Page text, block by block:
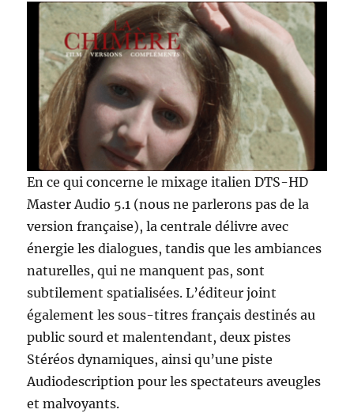
En ce qui concerne le mixage italien DTS-HD
Master Audio 5.1 (nous ne parlerons pas de la
version française), la centrale délivre avec
énergie les dialogues, tandis que les ambiances
naturelles, qui ne manquent pas, sont
subtilement spatialisées. L’éditeur joint
également les sous-titres français destinés au
public sourd et malentendant, deux pistes
Stéréos dynamiques, ainsi qu’une piste
Audiodescription pour les spectateurs aveugles
et malvoyants.